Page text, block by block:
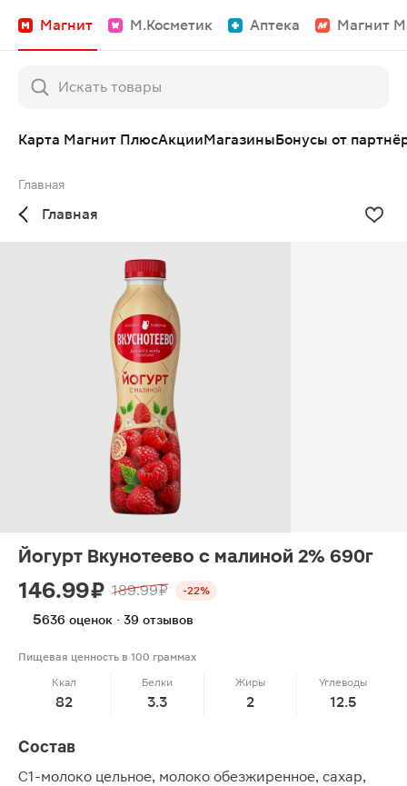
Магнит М.Косметик Аптека Магнит
Карта Магнит ПлюсАкцииМагазиныБонусы от
Главная
Главная
Йогурт Вкунотеево с малиной 2% 690г
146.99 ₽ 189.99 ₽ -22%
5636 оценок · 39 отзывов
Пищевая ценность в 100 граммах
Ккал
82
Белки
3.3
Жиры
2
Углеводы
12.5
Состав
С1-молоко цельное, молоко обезжиренное, сахар,